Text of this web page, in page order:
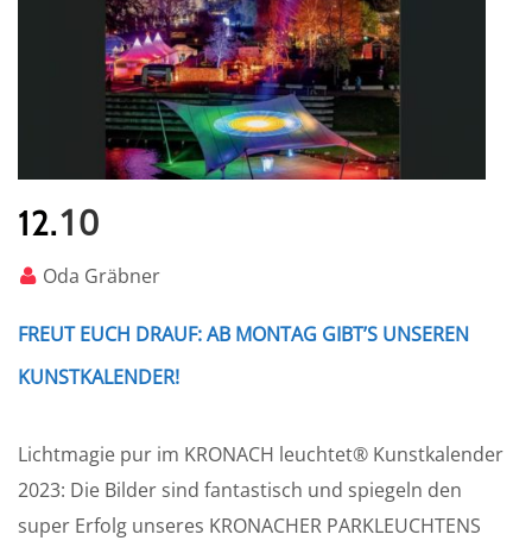
12.10
Oda Gräbner
FREUT EUCH DRAUF: AB MONTAG GIBT’S UNSEREN
KUNSTKALENDER!
Lichtmagie pur im KRONACH leuchtet® Kunstkalender
2023: Die Bilder sind fantastisch und spiegeln den
super Erfolg unseres KRONACHER PARKLEUCHTENS